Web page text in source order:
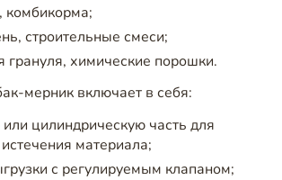
комбикорма;
строительные смеси;
грануля, химические порошки.
мерник включает в себя:
цилиндрическую часть для
материала;
с регулируемым клапаном;